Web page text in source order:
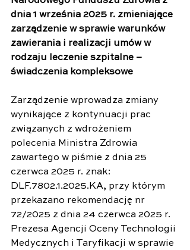
dnia 1 września 2025 r. zmieniające
zarządzenie w sprawie warunków
zawierania i realizacji umów w
rodzaju leczenie szpitalne –
świadczenia kompleksowe
Zarządzenie wprowadza zmiany
wynikające z kontynuacji prac
związanych z wdrożeniem
polecenia Ministra Zdrowia
zawartego w piśmie z dnia 25
czerwca 2025 r. znak:
DLF.7802.1.2025.KA, przy którym
przekazano rekomendację nr
72/2025 z dnia 24 czerwca 2025 r.
Prezesa Agencji Oceny Technologii
Medycznych i Taryfikacji w sprawie